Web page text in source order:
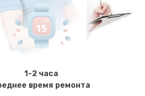
1-2 часа
время ремонта